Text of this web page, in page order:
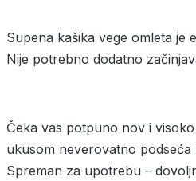
Supena kašika vege omleta je
Nije potrebno dodatno
Čeka vas potpuno nov i
ukusom neverovatno podseća
Spreman za upotrebu –